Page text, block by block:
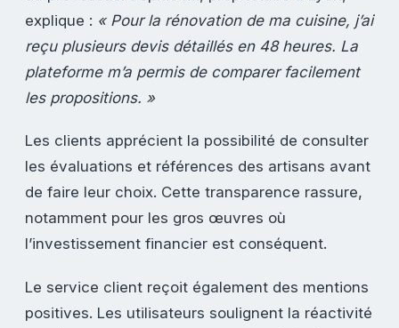
explique : « Pour la rénovation de ma cuisine, j’ai
reçu plusieurs devis détaillés en 48 heures. La
plateforme m’a permis de comparer facilement
les propositions. »
Les clients apprécient la possibilité de consulter
les évaluations et références des artisans avant
de faire leur choix. Cette transparence rassure,
notamment pour les gros œuvres où
l’investissement financier est conséquent.
Le service client reçoit également des mentions
positives. Les utilisateurs soulignent la réactivité